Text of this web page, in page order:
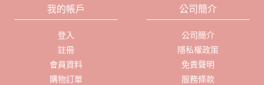
我的帳戶
登入
註冊
會員資料
購物訂單
公司簡介
公司簡介
隱私權政策
免責聲明
服務條款